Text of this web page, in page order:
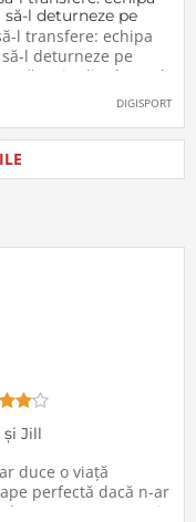
să-l deturneze pe
Drăgușin din drumul
Juventus!
l transfere: echipa
l deturneze pe
Drăgușin din drumul
DIGISPORT
și Jill
duce o viață
perfectă dacă n-ar
de suportat o excepție